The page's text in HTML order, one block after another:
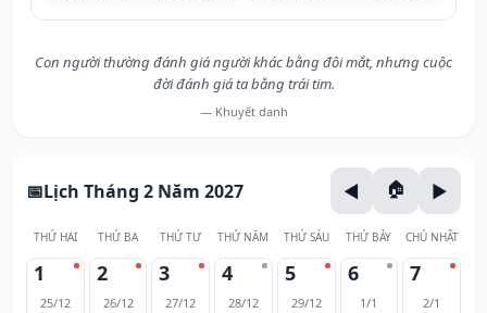
Con người thường đánh giá người khác bằng đôi mắt, nhưng cuộc
đời đánh giá ta bằng trái tim.
— Khuyết danh
Lịch Tháng 2 Năm 2027
THỨ HAI THỨ BA THỨ TƯ THỨ NĂM THỨ SÁU THỨ BẢY CHỦ NHẬT
1
25/12
2
26/12
3
27/12
4
28/12
5
29/12
6
1/1
7
2/1